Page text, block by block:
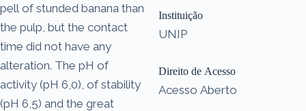
pell of stunded banana than
the pulp, but the contact
time did not have any
alteration. The pH of
activity (pH 6,0), of stability
(pH 6,5) and the great
Instituição
UNIP
Direito de Acesso
Acesso Aberto